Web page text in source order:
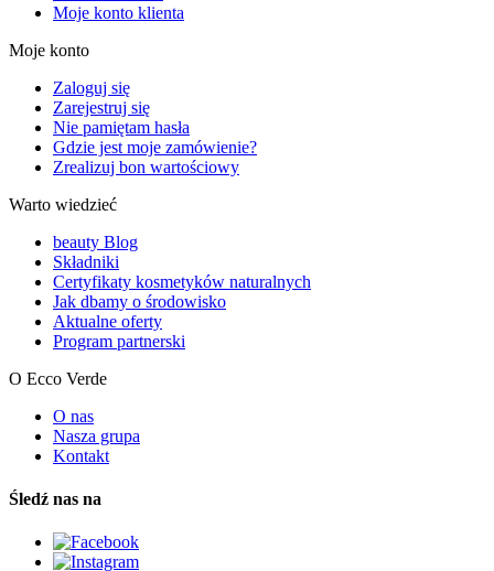
Moje konto klienta
Moje konto
Zaloguj się
Zarejestruj się
Nie pamiętam hasła
Gdzie jest moje zamówienie?
Zrealizuj bon wartościowy
Warto wiedzieć
beauty Blog
Składniki
Certyfikaty kosmetyków naturalnych
Jak dbamy o środowisko
Aktualne oferty
Program partnerski
O Ecco Verde
O nas
Nasza grupa
Kontakt
Śledź nas na